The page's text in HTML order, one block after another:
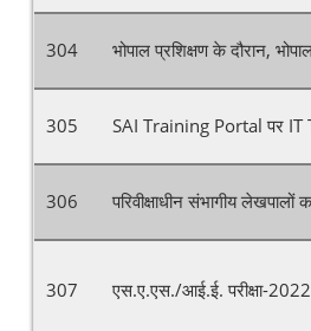
304 भोपाल प्रशिक्षण के दौरान,
305 SAI Training Portal पर
306 परिवीक्षाधीन संभागीय
307 एस.ए.एस./आई.ई. परीक्षा-